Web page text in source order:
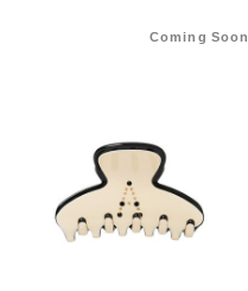
Coming Soon